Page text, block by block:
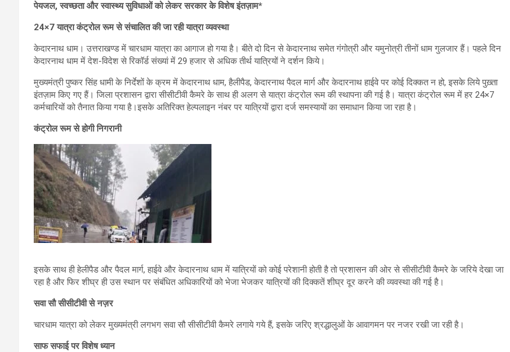
पेयजल, स्वच्छता और स्वास्थ्य सुविधाओं को लेकर सरकार के विशेष इंतज़ाम*
24×7 यात्रा कंट्रोल रूम से संचालित की जा रही यात्रा व्यवस्था
केदारनाथ धाम। उत्तराखण्ड में चारधाम यात्रा का आगाज हो गया है। बीते दो दिन से केदारनाथ समेत गंगोत्री और यमुनोत्री तीनों धाम गुलजार हैं। पहले दिन
केदारनाथ धाम में देश-विदेश से रिकॉर्ड संख्यां में 29 हजार से अधिक तीर्थ यात्रियों ने दर्शन किये।
मुख्यमंत्री पुष्कर सिंह धामी के निर्देशों के क्रम में केदारनाथ धाम, हैलीपैड, केदारनाथ पैदल मार्ग और केदारनाथ हाईवे पर कोई दिक्कत न हो, इसके लिये पुख़्ता
इंतज़ाम किए गए हैं। जिला प्रशासन द्वारा सीसीटीवी कैमरे के साथ ही अलग से यात्रा कंट्रोल रूम की स्थापना की गई है। यात्रा कंट्रोल रूम में हर 24×7
कर्मचारियों को तैनात किया गया है।इसके अतिरिक्त हेल्पलाइन नंबर पर यात्रियों द्वारा दर्ज समस्यायों का समाधान किया जा रहा है।
कंट्रोल रूम से होगी निगरानी
इसके साथ ही हेलीपैड और पैदल मार्ग, हाईवे और केदारनाथ धाम में यात्रियों को कोई परेशानी होती है तो प्रशासन की ओर से सीसीटीवी कैमरे के जरिये देखा जा
रहा है और फिर शीघ्र ही उस स्थान पर संबंधित अधिकारियों को भेजा भेजकर यात्रियों की दिक्कतें शीघ्र दूर करने की व्यवस्था की गई है।
सवा सौ सीसीटीवी से नज़र
चारधाम यात्रा को लेकर मुख्यमंत्री लगभग सवा सौ सीसीटीवी कैमरे लगाये गये हैं, इसके जरिए श्रद्धालुओं के आवागमन पर नजर रखी जा रही है।
साफ सफाई पर विशेष ध्यान